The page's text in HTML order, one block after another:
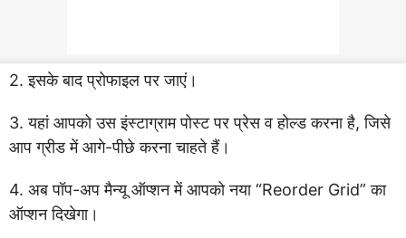
2. इसके बाद प्रोफाइल पर जाएं।
3. यहां आपको उस इंस्टाग्राम पोस्ट पर प्रेस व होल्ड करना है, जिसे
आप ग्रीड में आगे-पीछे करना चाहते हैं।
4. अब पॉप-अप मैन्यू ऑप्शन में आपको नया “Reorder Grid” का
ऑप्शन दिखेगा।